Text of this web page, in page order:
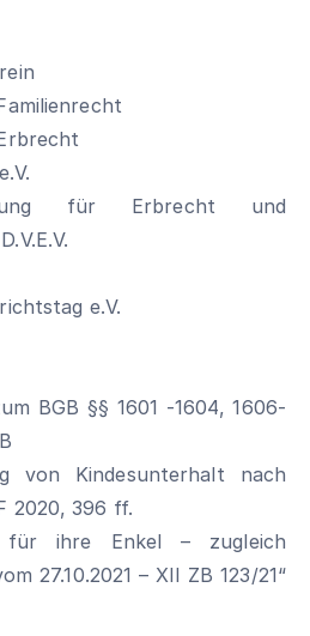
für Erbrecht und
e.V.
BGB §§ 1601 -1604, 1606-
von Kindesunterhalt nach
2020, 396 ff.
für ihre Enkel – zugleich
27.10.2021 – XII ZB 123/21“